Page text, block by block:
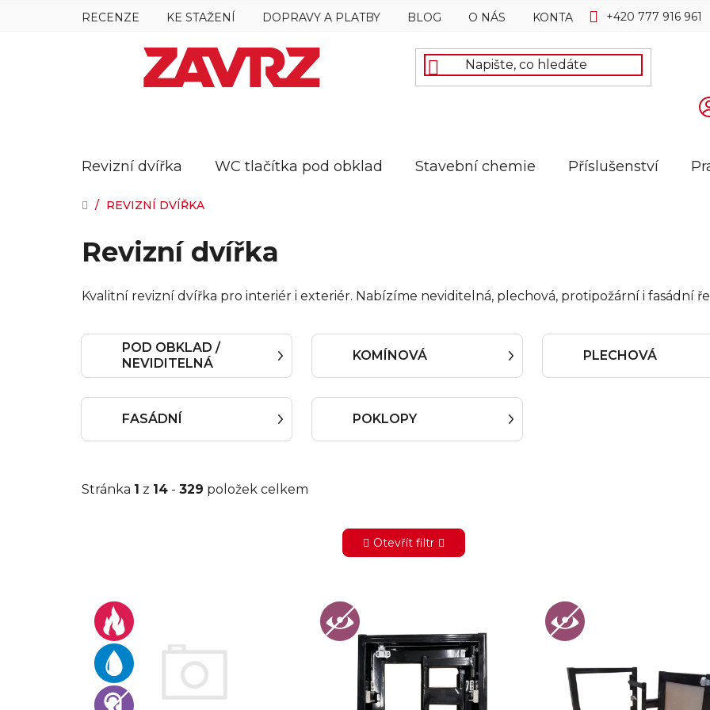
RECENZE KE STAŽENÍ DOPRAVY A PLATBY BLOG O NÁS KONTAKTY +420 777 916 961
Revizní dvířka WC tlačítka pod obklad Stavební chemie Příslušenství
DOMŮ
/ REVIZNÍ DVÍŘKA
Revizní dvířka
Kvalitní revizní dvířka pro interiér i exteriér. Nabízíme neviditelná, plechová, protipožární i fasádní
POD OBKLAD /
NEVIDITELNÁ
KOMÍNOVÁ PLECHOVÁ
FASÁDNÍ POKLOPY
Stránka 1 z 14 - 329 položek celkem
Otevřít filtr